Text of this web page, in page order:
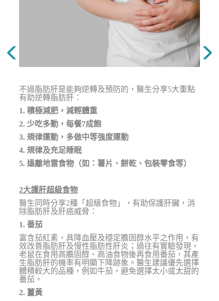
不過脂肪肝是能夠逆轉及預防的，醫生分享5大重點
有助逆轉脂肪肝：
1. 積極減肥，減輕體重
2. 少吃多動，每餐7成飽
3. 規律運動，多做中等強度運動
4. 規律及充足睡眠
5. 遠離地雷食物（如：薯片、餅乾、包裝零食等）
2大護肝超級食物
醫生同時分享2種「超級食物」，有助保護肝臟，消
除脂肪肝及肝癌威脅：
1. 番茄
富含茄紅素，具降血壓及穩定膽固醇水平之作用，有
效改善脂肪肝及慢性脂肪性肝炎；過往有實驗發現，
老鼠在食用高膽固醇、高油食物後再食用番茄，其產
生脂肪肝的機率有明顯下降跡象。醫生建議優先選擇
體積較大的品種，例如牛茄，避免選擇太小或太甜的
番茄。
2. 薑黃